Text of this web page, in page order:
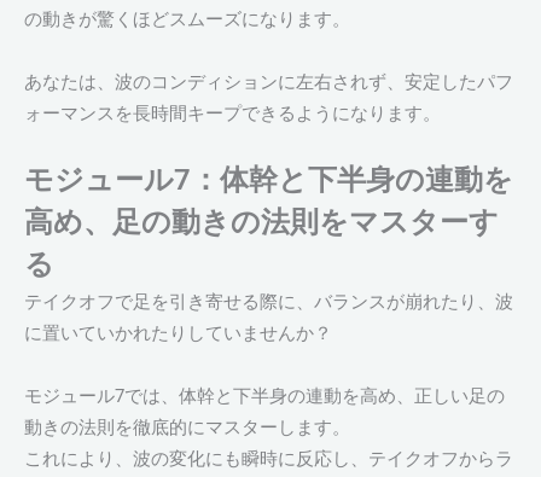
の動きが驚くほどスムーズになります。
あなたは、波のコンディションに左右されず、安定したパフ
ォーマンスを長時間キープできるようになります。
モジュール7：体幹と下半身の連動を
高め、足の動きの法則をマスターす
る
テイクオフで足を引き寄せる際に、バランスが崩れたり、波
に置いていかれたりしていませんか？
モジュール7では、体幹と下半身の連動を高め、正しい足の
動きの法則を徹底的にマスターします。
これにより、波の変化にも瞬時に反応し、テイクオフからラ